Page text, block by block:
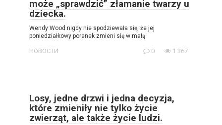
może „sprawdzić” złamanie twarzy u
dziecka.
Wendy Wood nigdy nie spodziewała się, że jej
poniedziałkowy poranek zmieni się w małą
НОВОСТИ 0 1 367
Losy, jedne drzwi i jedna decyzja,
które zmieniły nie tylko życie
zwierząt, ale także życie ludzi.